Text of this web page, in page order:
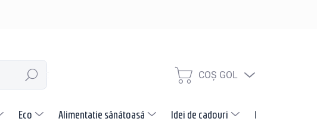
CĂUTARE
COŞ
COŞ GOL
Eco Alimentatie sănătoasă Idei de cadouri Promotii